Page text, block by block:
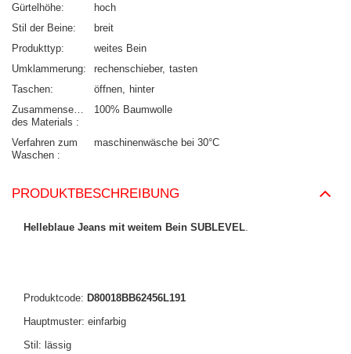
Gürtelhöhe
hoch
Stil der Beine
breit
Produkttyp
weites Bein
Umklammerung
rechenschieber tasten
Taschen
öffnen
hinter
Zusammensetzung
des Materials
100% Baumwolle
Verfahren zum
Waschen
maschinenwäsche bei 30°C
PRODUKTBESCHREIBUNG
Helleblaue Jeans mit weitem Bein SUBLEVEL
Produktcode: D80018BB62456L191
Hauptmuster: einfarbig
Stil: lässig